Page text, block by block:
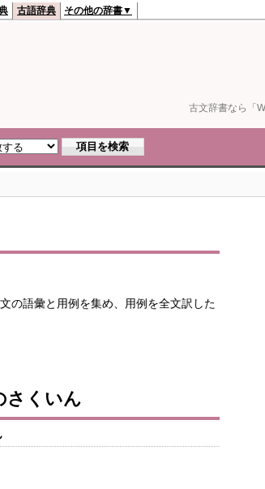
古文辞書なら「
古語辞典 その他の辞書▼
の語彙と用例を集め、用例を全文訳した
さくいん